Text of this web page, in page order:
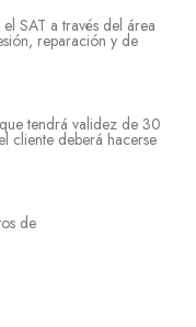
SAT a través del área
reparación y de
tendrá validez de 30
cliente deberá hacerse
de